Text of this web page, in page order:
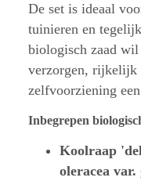
De set is ideaal
tuinieren en
biologisch zaad
verzorgen, rijkelijk
zelfvoorziening
Inbegrepen
Koolraap
oleracea var.